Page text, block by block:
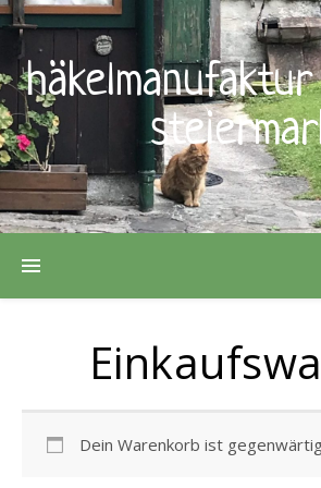
Dein Warenkorb ist